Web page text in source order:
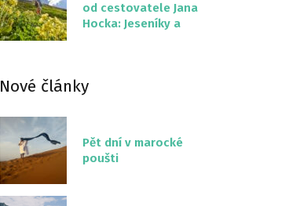
od cestovatele Jana
Hocka: Jeseníky a
Nové články
Pět dní v marocké
poušti